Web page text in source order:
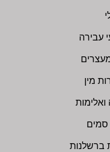
עבירה
מין
ואלימות
סמים
ברשלנות